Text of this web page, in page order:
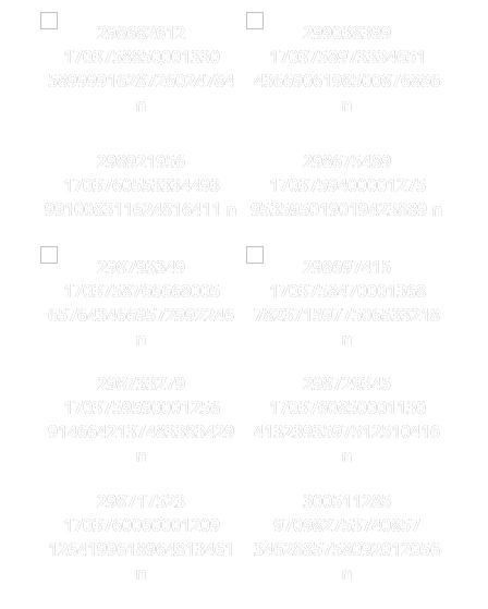
298682612
1703758850001330
5899991628726024784
n
299038399
1703758973334651
4366906198500876886
n
298921956
1703760553334493
991008311624816411 n
298675489
1703759400001275
953595019019423889 n
298793349
1703758766668005
6576434669572992246
n
298697415
1703758470001368
7823715977506533218
n
298733279
1703759590001256
9146642137483383429
n
298729345
1703760850001130
4132393597512510416
n
298717523
1703760060001209
1264199618964813461
n
300511285
970982753740857
3462885758092012056
n